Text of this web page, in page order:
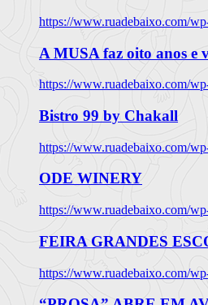
https://www.ruadebaixo.com/
A MUSA faz oito anos e
https://www.ruadebaixo.com/
Bistro 99 by Chakall
https://www.ruadebaixo.com/
ODE WINERY
https://www.ruadebaixo.com/
FEIRA GRANDES
https://www.ruadebaixo.com/